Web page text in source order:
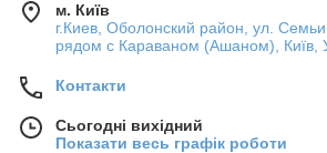
м. Київ
г.Киев, Оболонский район, ул.
рядом с Караваном (Ашаном), Київ,
Контакти
Сьогодні вихідний
Показати весь графік роботи